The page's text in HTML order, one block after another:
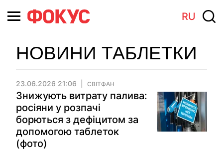
RU
НОВИНИ ТАБЛЕТКИ
23.06.2026 21:06 СВІТФАН
Знижують витрату палива:
росіяни у розпачі
борються з дефіцитом за
допомогою таблеток
(фото)